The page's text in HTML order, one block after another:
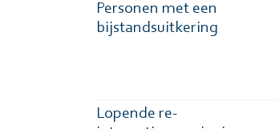
Personen met een
bijstandsuitkering
Lopende re-